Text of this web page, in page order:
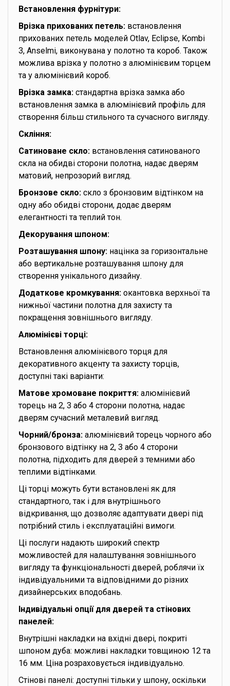
Встановлення фурнітури:
Врізка прихованих петель: встановлення
прихованих петель моделей Otlav, Eclipse, Kombi
3, Anselmi, виконувана у полотно та короб. Також
можлива врізка у полотно з алюмінієвим торцем
та у алюмінієвий короб.
Врізка замка: стандартна врізка замка або
встановлення замка в алюмінієвий профіль для
створення більш стильного та сучасного вигляду.
Скління:
Сатиноване скло: встановлення сатинованого
скла на обидві сторони полотна, надає дверям
матовий, непрозорий вигляд.
Бронзове скло: скло з бронзовим відтінком на
одну або обидві сторони, додає дверям
елегантності та теплий тон.
Декорування шпоном:
Розташування шпону: націнка за горизонтальне
або вертикальне розташування шпону для
створення унікального дизайну.
Додаткове кромкування: окантовка верхньої та
нижньої частини полотна для захисту та
покращення зовнішнього вигляду.
Алюмінієві торці:
Встановлення алюмінієвого торця для
декоративного акценту та захисту торців,
доступні такі варіанти:
Матове хромоване покриття: алюмінієвий
торець на 2, 3 або 4 сторони полотна, надає
дверям сучасний металевий вигляд.
Чорний/бронза: алюмінієвий торець чорного або
бронзового відтінку на 2, 3 або 4 сторони
полотна, підходить для дверей з темними або
теплими відтінками.
Ці торці можуть бути встановлені як для
стандартного, так і для внутрішнього
відкривання, що дозволяє адаптувати двері під
потрібний стиль і експлуатаційні вимоги.
Ці послуги надають широкий спектр
можливостей для налаштування зовнішнього
вигляду та функціональності дверей, роблячи їх
індивідуальними та відповідними до різних
дизайнерських вподобань.
Індивідуальні опції для дверей та стінових
панелей:
Внутрішні накладки на вхідні двері, покриті
шпоном дуба: можливі накладки товщиною 12 та
16 мм. Ціна розраховується індивідуально.
Стінові панелі: доступні тільки у шпону, оскільки